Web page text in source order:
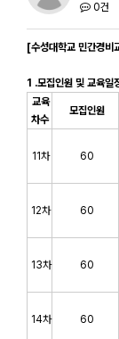
0건
[수성대학교 민간경
1 .모집인원 및 교육일
교육
차수
모집인원
11차 60
12차 60
13차 60
14차 60